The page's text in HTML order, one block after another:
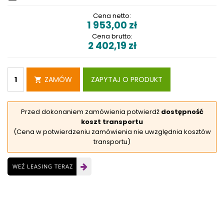
Cena netto:
1 953,00 zł
Cena brutto:
2 402,19 zł
ZAMÓW ZAPYTAJ O PRODUKT
Przed dokonaniem zamówienia potwierdź dostępność
koszt transportu
(Cena w potwierdzeniu zamówienia nie uwzględnia kosztów
transportu)
WEŹ LEASING TERAZ